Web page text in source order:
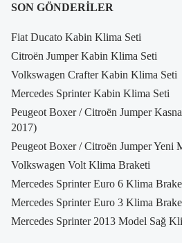
SON GÖNDERILER
Fiat Ducato Kabin Klima Seti
Citroën Jumper Kabin Klima Seti
Volkswagen Crafter Kabin Klima Seti
Mercedes Sprinter Kabin Klima Seti
Peugeot Boxer / Citroën Jumper
2017)
Peugeot Boxer / Citroën Jumper Yeni
Volkswagen Volt Klima Braketi
Mercedes Sprinter Euro 6 Klima
Mercedes Sprinter Euro 3 Klima
Mercedes Sprinter 2013 Model Sağ